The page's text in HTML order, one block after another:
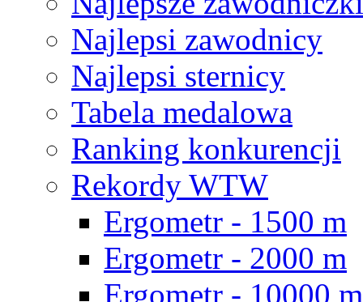
Najlepsi zawodnicy
Najlepsi sternicy
Tabela medalowa
Ranking konkurencji
Rekordy WTW
Ergometr - 1500 m
Ergometr - 2000 m
Ergometr - 10000 m